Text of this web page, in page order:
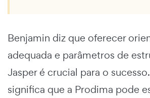
Benjamin diz que oferecer
adequada e parâmetros de
Jasper é crucial para o
significa que a Prodima pode